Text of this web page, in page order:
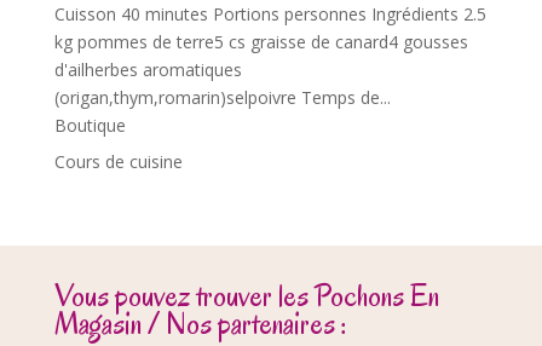
Cuisson 40 minutes Portions personnes Ingrédients 2.5
kg pommes de terre5 cs graisse de canard4 gousses
d'ailherbes aromatiques
(origan,thym,romarin)selpoivre Temps de...
Boutique
Cours de cuisine
Vous pouvez trouver les Pochons En
Magasin / Nos partenaires :